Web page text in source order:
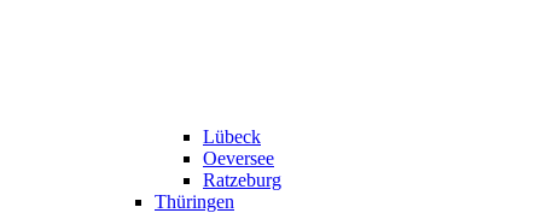
Lübeck
Oeversee
Ratzeburg
Thüringen